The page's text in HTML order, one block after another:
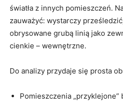
światła z innych pomieszczeń.
zauważyć: wystarczy
obrysowane grubą linią jako
cienkie – wewnętrzne.
Do analizy przydaje się prosta
Pomieszczenia